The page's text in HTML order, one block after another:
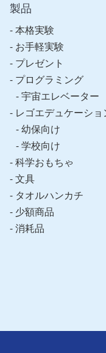
製品
本格実験
お手軽実験
プレゼント
プログラミング
宇宙エレベーター
レゴエデュケーショ
幼保向け
学校向け
科学おもちゃ
文具
タオルハンカチ
少額商品
消耗品